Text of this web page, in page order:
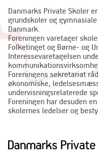
Danmarks Private Skoler
grundskoler og
Danmark.
Foreningen varetager
Folketinget og Børne- og
Interessevaretagelsen
Foreningens sekretariat
økonomiske,
undervisningsrelaterede
Foreningen har desuden
skolernes ledelser og